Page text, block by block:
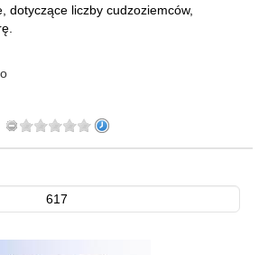
dotyczące liczby cudzoziemców,
617